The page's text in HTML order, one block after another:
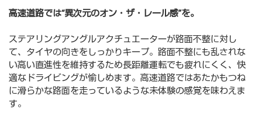
高速道路では“異次元のオン・ザ・レール感”を。
ステアリングアングルアクチュエーターが路面不整に対し
て、タイヤの向きをしっかりキープ。路面不整にも乱されな
い高い直進性を維持するため長距離運転でも疲れにくく、快
適なドライビングが愉しめます。高速道路ではあたかもつね
に滑らかな路面を走っているような未体験の感覚を味わえま
す。